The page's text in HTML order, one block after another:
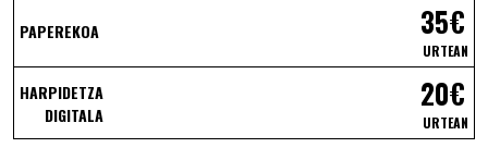
PAPEREKOA 35€
URTEAN
HARPIDETZA
DIGITALA
20€
URTEAN